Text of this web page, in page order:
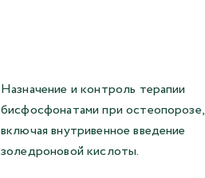
Назначение и контроль терапии
бисфосфонатами при остеопорозе,
включая внутривенное введение
золедроновой кислоты.